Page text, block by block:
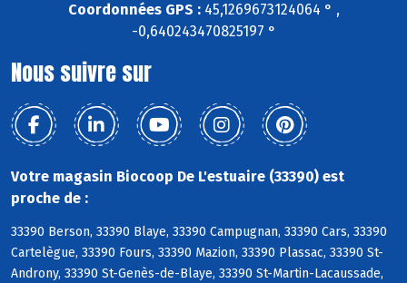
Coordonnées GPS :45,1269673124064 ° ,
-0,640243470825197 °
Nous suivre sur
Votre magasin Biocoop De L'estuaire (33390) est
proche de :
33390 Berson, 33390 Blaye, 33390 Campugnan, 33390 Cars, 33390
Cartelègue, 33390 Fours, 33390 Mazion, 33390 Plassac, 33390 St-
Androny, 33390 St-Genès-de-Blaye, 33390 St-Martin-Lacaussade,